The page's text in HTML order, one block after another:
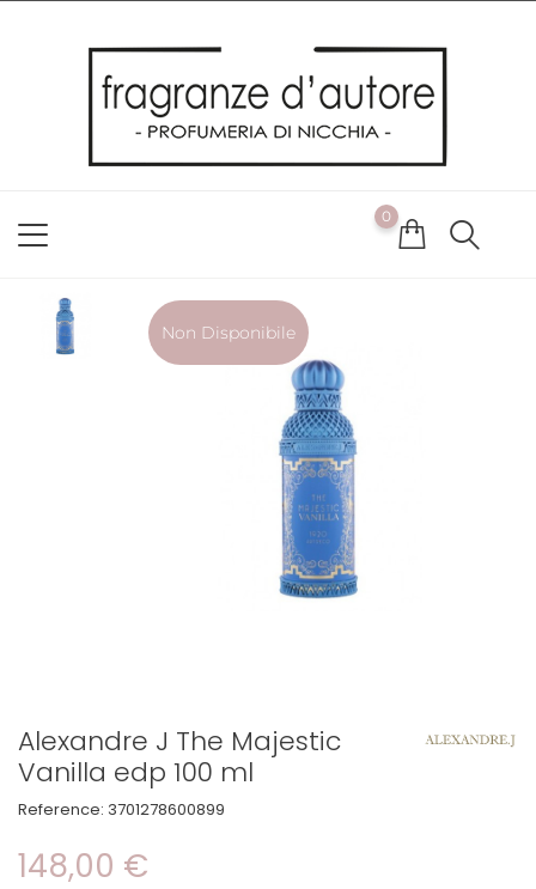
Utilizziamo i cookie per offrirti la migliore esperienza possibile
sul nostro sito web. Cliccando su OK, acconsenti alla nostra
politica sui cookie. Se desideri modificare le tue preferenze sui
cookie, puoi farlo
0
Non Disponibile
Alexandre J The Majestic
Vanilla edp 100 ml
Reference: 3701278600899
148,00 €